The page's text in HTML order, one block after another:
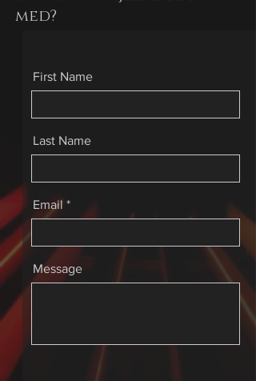
med?
First Name
Last Name
Email
Message